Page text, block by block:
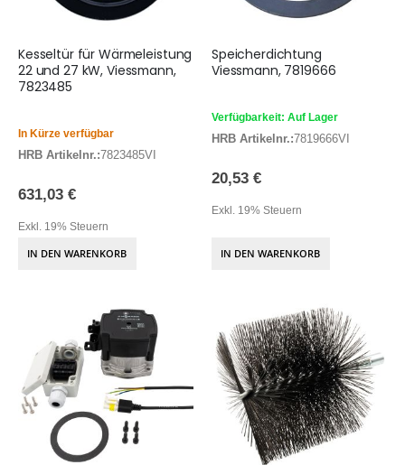
Kesseltür für Wärmeleistung
22 und 27 kW, Viessmann,
7823485
In Kürze verfügbar
HRB Artikelnr.:7823485VI
631,03 €
Exkl. 19% Steuern
IN DEN WARENKORB
Speicherdichtung
Viessmann, 7819666
Verfügbarkeit: Auf Lager
HRB Artikelnr.:7819666VI
20,53 €
Exkl. 19% Steuern
IN DEN WARENKORB